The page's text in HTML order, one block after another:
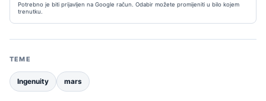
Potrebno je biti prijavljen na Google račun. Odabir možete promijeniti u bilo kojem
trenutku.
TEME
Ingenuity mars